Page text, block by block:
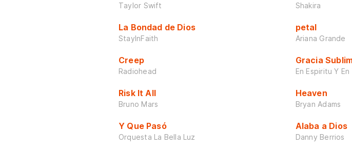
Taylor Swift
La Bondad de Dios
StayInFaith
Creep
Radiohead
Risk It All
Bruno Mars
Y Que Pasó
Orquesta La Bella Luz
Shakira
petal
Ariana Grande
Gracia
En Espiritu Y
Heaven
Bryan Adams
Alaba a Dios
Danny Berrios